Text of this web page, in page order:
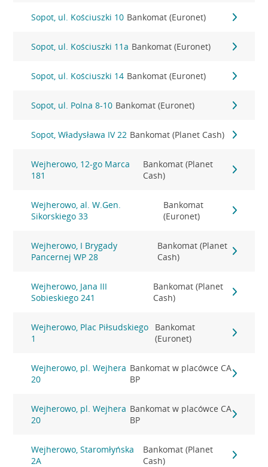
Sopot, ul. Kościuszki 10 Bankomat (Euronet)
Sopot, ul. Kościuszki 11a Bankomat (Euronet)
Sopot, ul. Kościuszki 14 Bankomat (Euronet)
Sopot, ul. Polna 8-10 Bankomat (Euronet)
Sopot, Władysława IV 22 Bankomat (Planet Cash)
Wejherowo, 12-go Marca
181
Bankomat (Planet
Cash)
Wejherowo, al. W.Gen.
Sikorskiego 33
Bankomat
(Euronet)
Wejherowo, I Brygady
Pancernej WP 28
Bankomat (Planet
Cash)
Wejherowo, Jana III
Sobieskiego 241
Bankomat (Planet
Cash)
Wejherowo, Plac Piłsudskiego
1
Bankomat
(Euronet)
Wejherowo, pl. Wejhera
20
Bankomat w placówce CA
BP
Wejherowo, pl. Wejhera
20
Bankomat w placówce CA
BP
Wejherowo, Staromłyńska
2A
Bankomat (Planet
Cash)